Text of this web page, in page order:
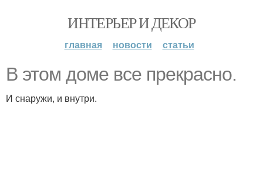
ИНТЕРЬЕР И ДЕКОР
главная новости статьи
В этом доме все прекрасно.
И снаружи, и внутри.